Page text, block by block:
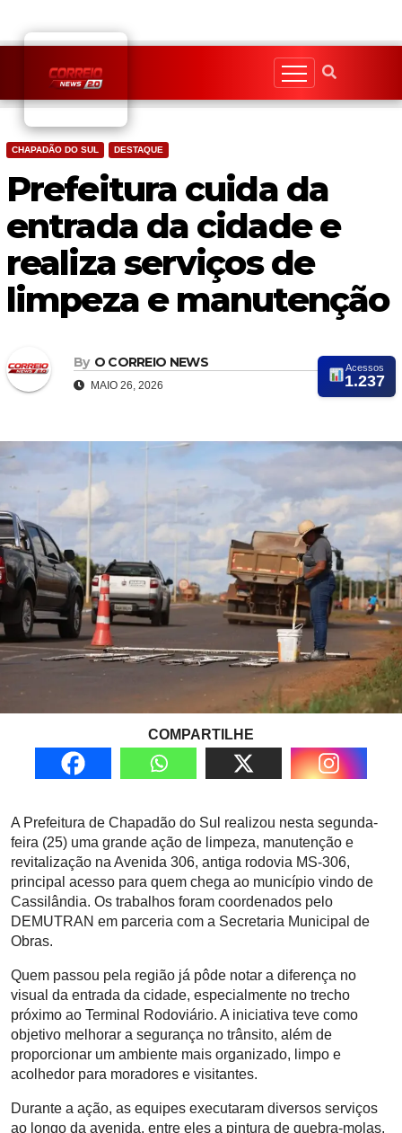
content
CHAPADÃO DO SUL DESTAQUE
Prefeitura cuida da
entrada da cidade e
realiza serviços de
limpeza e manutenção
By O CORREIO NEWS
MAIO 26, 2026
Acessos
1.237
COMPARTILHE
A Prefeitura de Chapadão do Sul realizou nesta segunda-
feira (25) uma grande ação de limpeza, manutenção e
revitalização na Avenida 306, antiga rodovia MS-306,
principal acesso para quem chega ao município vindo de
Cassilândia. Os trabalhos foram coordenados pelo
DEMUTRAN em parceria com a Secretaria Municipal de
Obras.
Quem passou pela região já pôde notar a diferença no
visual da entrada da cidade, especialmente no trecho
próximo ao Terminal Rodoviário. A iniciativa teve como
objetivo melhorar a segurança no trânsito, além de
proporcionar um ambiente mais organizado, limpo e
acolhedor para moradores e visitantes.
Durante a ação, as equipes executaram diversos serviços
ao longo da avenida, entre eles a pintura de quebra-molas,